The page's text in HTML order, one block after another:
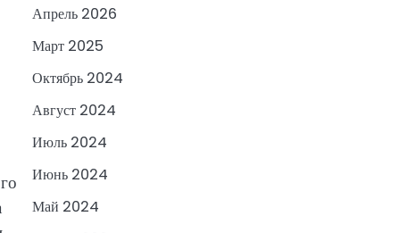
Апрель 2026
Март 2025
Октябрь 2024
Август 2024
Июль 2024
Июнь 2024
Май 2024